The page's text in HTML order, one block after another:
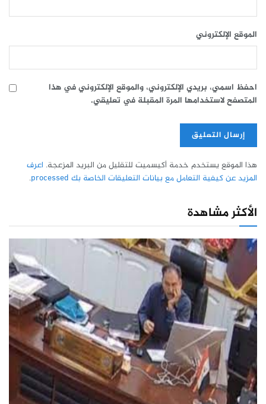
الموقع الإلكتروني
احفظ اسمي، بريدي الإلكتروني، والموقع الإلكتروني في هذا
المتصفح لاستخدامها المرة المقبلة في تعليقي.
هذا الموقع يستخدم خدمة أكيسميت للتقليل من البريد المزعجة. اعرف
المزيد عن كيفية التعامل مع بيانات التعليقات الخاصة بك processed
.
الأكثر مشاهدة